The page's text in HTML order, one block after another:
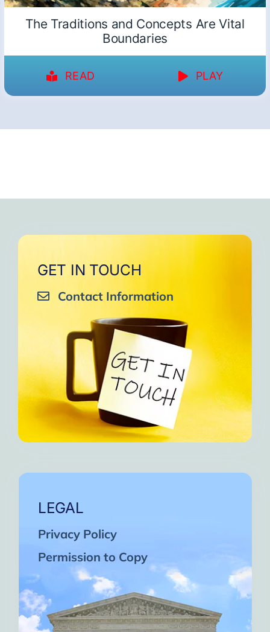
The Traditions and Concepts Are Vital
Boundaries
READ PLAY
GET IN TOUCH
Contact Information
LEGAL
Privacy Policy
Permission to Copy